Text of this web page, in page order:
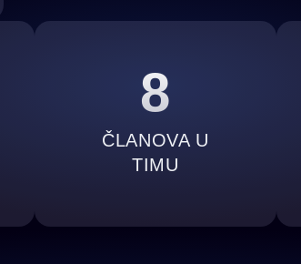
8
ČLANOVA U
TIMU